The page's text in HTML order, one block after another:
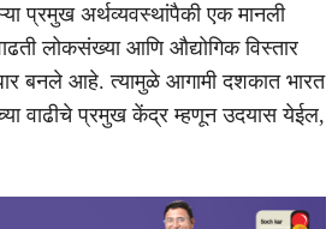
प्रमुख अर्थव्यवस्थांपैकी एक मानली
लोकसंख्या आणि औद्योगिक विस्तार
बनले आहे. त्यामुळे आगामी दशकात भारत
वाढीचे प्रमुख केंद्र म्हणून उदयास येईल,